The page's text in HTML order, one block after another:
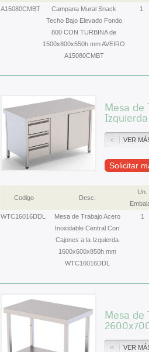
A15080CMBT
Campana Mural Snack
Techo Bajo Elevado Fondo
800 CON TURBINA de
1500x800x550h mm AVEIRO
A15080CMBT
1
Mesa de
VER
Solicitar
Codigo Desc.
Un.
WTC16016DDL
Mesa de Trabajo Acero
Inoxidable Central Con
Cajones a la Izquierda
1600x600x850h mm
WTC16016DDL
1
Mesa de
VER